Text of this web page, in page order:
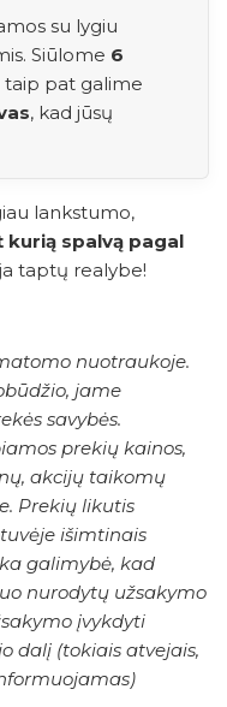
su lygiu
Siūlome 6
taip pat galime
, kad jūsų
lankstumo,
kurią spalvą pagal
taptų realybe!
nuotraukoje.
jame
savybės.
prekių kainos,
akcijų taikomų
Prekių likutis
išimtinais
galimybė, kad
nurodytų užsakymo
įvykdyti
dalį (tokiais atvejais,